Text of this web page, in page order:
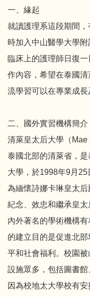
一、緣起
就讀護理系這段期間
時加入中山醫學大學
臨床上的護理師日復
作內容，希望在泰國
流學習可以在專業成長
二、國外實習機構簡介
清萊皇太后大學（
泰國北部的清萊省，
大學，於1998年9月
為緬懷詩娜卡琳皇太
紀念、效忠和繼承皇
內外著名的學術機構
的建立目的是促進北
平和社會福利。校園
設施眾多，包括圖書館
因為校地太大學校有